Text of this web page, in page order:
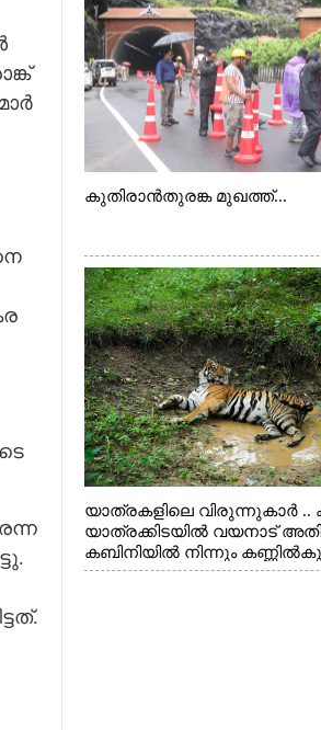
കുതിരാൻതുരങ്ക മുഖത്ത്...
യാത്രകളിലെ വിരുന്നുകാർ
യാത്രക്കിടയിൽ വയനാട്
കബിനിയിൽ നിന്നും
കടുവ.
×